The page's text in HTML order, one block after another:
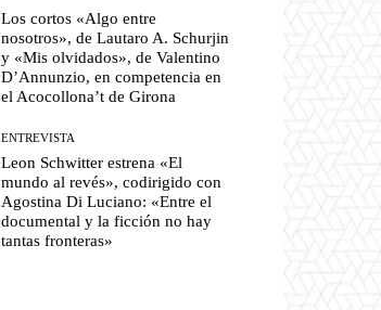
Los cortos «Algo entre
nosotros», de Lautaro A. Schurjin
y «Mis olvidados», de Valentino
D’Annunzio, en competencia en
el Acocollona’t de Girona
ENTREVISTA
Leon Schwitter estrena «El
mundo al revés», codirigido con
Agostina Di Luciano: «Entre el
documental y la ficción no hay
tantas fronteras»